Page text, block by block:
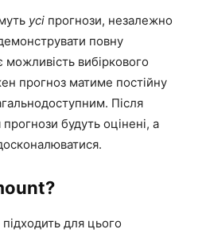
усі прогнози, незалежно
повну
вибіркового
прогноз матиме постійну
Після
будуть оцінені, а
для цього